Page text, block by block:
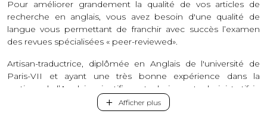
Pour améliorer grandement la qualité de vos articles de
recherche en anglais, vous avez besoin d'une qualité de
langue vous permettant de franchir avec succès l’examen
des revues spécialisées « peer-reviewed».
Artisan-traductrice, diplômée en Anglais de l'université de
Paris-VII et ayant une très bonne expérience dans la
pratique de l’Anglais scientifique, technique et administratif, je
mets toute mon énergie et le temps nécessaire pour
réaliser une correction concise, précise et agréable à lire.
Afficher plus